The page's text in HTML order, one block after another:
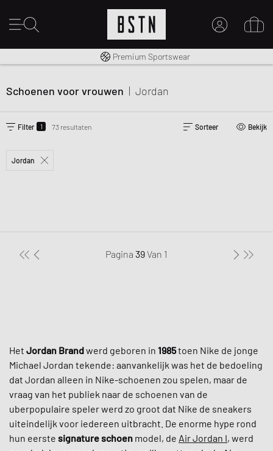
MIJN ACCOUNT
MAAK EEN ACCOUNT AAN
Gratis verzending naar NL vanaf € 100
Premium Sportswear
Schoenen voor vrouwen | Jordan
Filter 1 73 resultaten Sorteer Bekijk
Jordan
Pagina 39Van 1
Het Jordan Brandwerd geboren in 1985toen Nike de jonge
Michael Jordan tekende: aanvankelijk was het de bedoeling
dat Jordan alleen in Nike-schoenen zou spelen, maar de
vraag van het publiek naar de schoenen van de
uberpopulaire speler werd zo groot dat Nike de sneakers
uiteindelijk voor iedereen uitbracht. De enorme hype rond
hun eerste signature schoen model, de Air Jordan I, werd